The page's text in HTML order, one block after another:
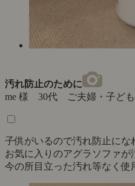
汚れ防止のために
me 様 30代 ご夫婦・子ども
子供がいるので汚れ防止にな
お気に入りのアグラソファが
今の所目立った汚れ等なく使